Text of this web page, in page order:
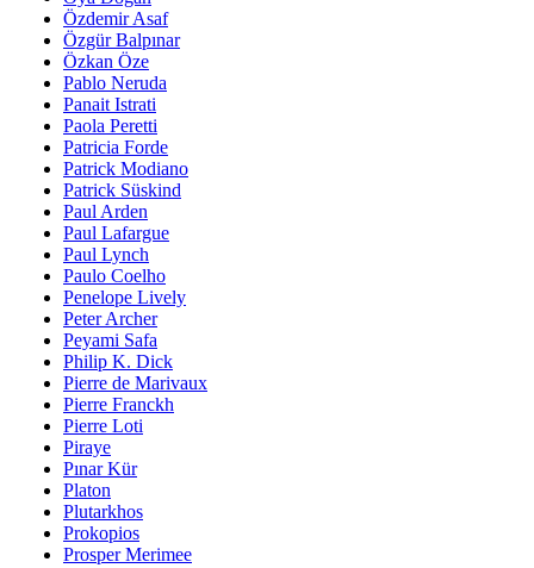
Özdemir Asaf
Özgür Balpınar
Özkan Öze
Pablo Neruda
Panait Istrati
Paola Peretti
Patricia Forde
Patrick Modiano
Patrick Süskind
Paul Arden
Paul Lafargue
Paul Lynch
Paulo Coelho
Penelope Lively
Peter Archer
Peyami Safa
Philip K. Dick
Pierre de Marivaux
Pierre Franckh
Pierre Loti
Piraye
Pınar Kür
Platon
Plutarkhos
Prokopios
Prosper Merimee